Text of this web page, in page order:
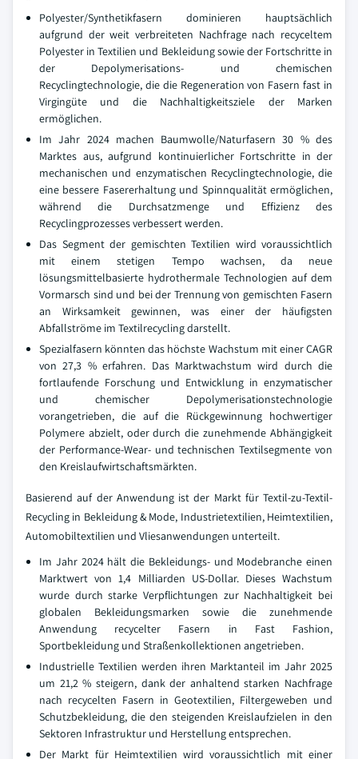
Polyester/Synthetikfasern dominieren hauptsächlich
aufgrund der weit verbreiteten Nachfrage nach recyceltem
Polyester in Textilien und Bekleidung sowie der Fortschritte in
der Depolymerisations- und chemischen
Recyclingtechnologie, die die Regeneration von Fasern fast in
Virgingüte und die Nachhaltigkeitsziele der Marken
ermöglichen.
Im Jahr 2024 machen Baumwolle/Naturfasern 30 % des
Marktes aus, aufgrund kontinuierlicher Fortschritte in der
mechanischen und enzymatischen Recyclingtechnologie, die
eine bessere Fasererhaltung und Spinnqualität ermöglichen,
während die Durchsatzmenge und Effizienz des
Recyclingprozesses verbessert werden.
Das Segment der gemischten Textilien wird voraussichtlich
mit einem stetigen Tempo wachsen, da neue
lösungsmittelbasierte hydrothermale Technologien auf dem
Vormarsch sind und bei der Trennung von gemischten Fasern
an Wirksamkeit gewinnen, was einer der häufigsten
Abfallströme im Textilrecycling darstellt.
Spezialfasern könnten das höchste Wachstum mit einer CAGR
von 27,3 % erfahren. Das Marktwachstum wird durch die
fortlaufende Forschung und Entwicklung in enzymatischer
und chemischer Depolymerisationstechnologie
vorangetrieben, die auf die Rückgewinnung hochwertiger
Polymere abzielt, oder durch die zunehmende Abhängigkeit
der Performance-Wear- und technischen Textilsegmente von
den Kreislaufwirtschaftsmärkten.
Basierend auf der Anwendung ist der Markt für Textil-zu-Textil-
Recycling in Bekleidung & Mode, Industrietextilien, Heimtextilien,
Automobiltextilien und Vliesanwendungen unterteilt.
Im Jahr 2024 hält die Bekleidungs- und Modebranche einen
Marktwert von 1,4 Milliarden US-Dollar. Dieses Wachstum
wurde durch starke Verpflichtungen zur Nachhaltigkeit bei
globalen Bekleidungsmarken sowie die zunehmende
Anwendung recycelter Fasern in Fast Fashion,
Sportbekleidung und Straßenkollektionen angetrieben.
Industrielle Textilien werden ihren Marktanteil im Jahr 2025
um 21,2 % steigern, dank der anhaltend starken Nachfrage
nach recycelten Fasern in Geotextilien, Filtergeweben und
Schutzbekleidung, die den steigenden Kreislaufzielen in den
Sektoren Infrastruktur und Herstellung entsprechen.
Der Markt für Heimtextilien wird voraussichtlich mit einer